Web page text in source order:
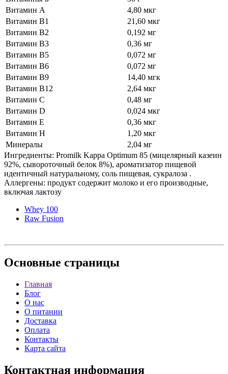
Витамин А
4,80 мкг
Витамин В1
21,60 мкг
Витамин В2
0,192 мг
Витамин В3
0,36 мг
Витамин В5
0,072 мг
Витамин В6
0,072 мг
Витамин В9
14,40 мгк
Витамин В12
2,64 мкг
Витамин С
0,48 мг
Витамин D
0,024 мкг
Витамин Е
0,36 мкг
Витамин Н
1,20 мкг
Минералы
2,04 мг
Ингредиенты: Promilk Kappa Optimum 85 (мицелярный казеин
92%, сывороточный белок 8%), ароматизатор пищевой
идентичный натуральному, соль пищевая, сукралоза .
Аллергены: продукт содержит молоко и его производные,
включая лактозу
Whey 100
Raw Fusion
Основные страницы
Главная
Блог
О нас
О питании
Доставка
Оплата
Контакты
Карта сайта
Контактная информация